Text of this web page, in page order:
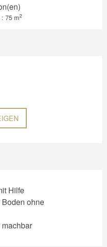
75 m2
Hilfe
ohne